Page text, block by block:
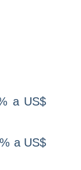
a US$
a US$